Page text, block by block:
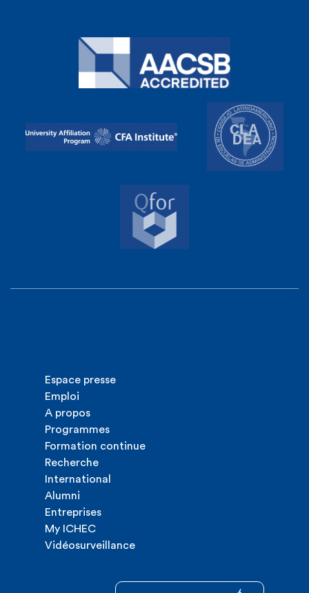
Espace presse
Emploi
A propos
Programmes
Formation continue
Recherche
International
Alumni
Entreprises
My ICHEC
Vidéosurveillance